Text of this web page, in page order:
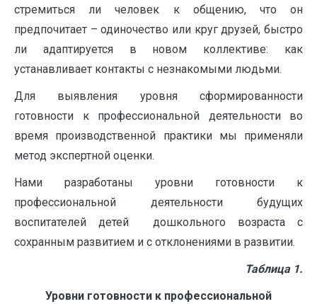
стремиться ли человек к общению, что он
предпочитает – одиночество или круг друзей, быстро
ли адаптируется в новом коллективе: как
устанавливает контакты с незнакомыми людьми.
Для выявления уровня сформированности
готовности к профессиональной деятельности во
время производственной практики мы применяли
метод экспертной оценки.
Нами разработаны уровни готовности к
профессиональной деятельности будущих
воспитателей детей дошкольного возраста с
сохранным развитием и с отклонениями в развитии.
Таблица 1.
Уровни готовности к профессиональной